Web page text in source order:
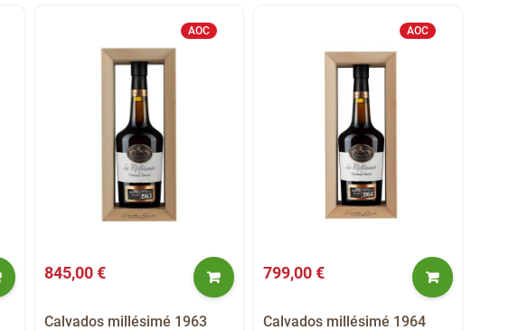
AOC
845,00 €
Calvados millésimé 1963
AOC
799,00 €
Calvados millésimé 1964